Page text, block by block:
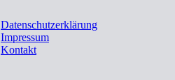
Datenschutzerklärung
Impressum
Kontakt